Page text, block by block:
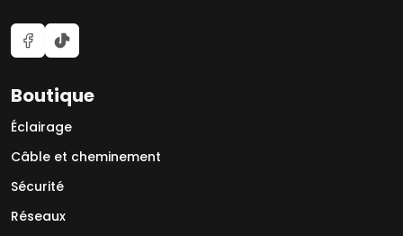
Boutique
Éclairage
Câble et cheminement
Sécurité
Réseaux